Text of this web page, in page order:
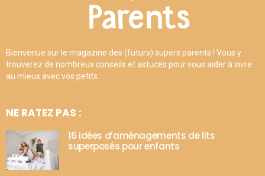
Bienvenue sur le magazine des (futurs) supers parents ! Vous y
trouverez de nombreux conseils et astuces pour vous aider à vivre
au mieux avec vos petits.
NE RATEZ PAS :
16 idées d’aménagements de lits
superposés pour enfants